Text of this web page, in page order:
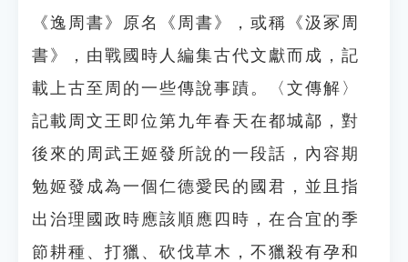
《逸周書》原名《周書》，或稱《汲冢周
書》，由戰國時人編集古代文獻而成，記
載上古至周的一些傳說事蹟。〈文傳解〉
記載周文王即位第九年春天在都城鄗，對
後來的周武王姬發所說的一段話，內容期
勉姬發成為一個仁德愛民的國君，並且指
出治理國政時應該順應四時，在合宜的季
節耕種、打獵、砍伐草木，不獵殺有孕和